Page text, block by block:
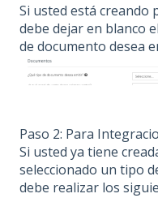
Si usted está creando
debe dejar en blanco
de documento desea
Paso 2: Para
Si usted ya tiene
seleccionado un tipo
debe realizar los